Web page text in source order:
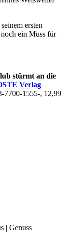
ersten
ein Muss für
stürmt an die
Verlag
7700-1555-, 12,99
| Genuss